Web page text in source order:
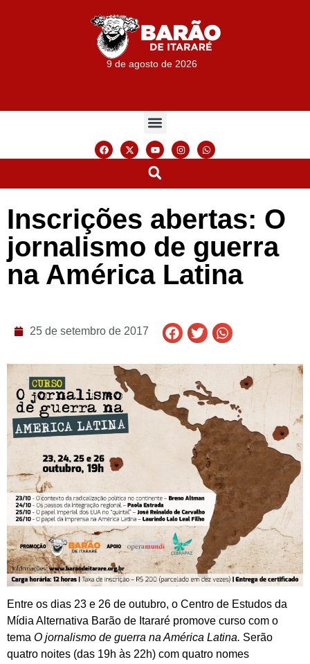
9 de agosto de 2026
Inscrições abertas: O
jornalismo de guerra
na América Latina
25 de setembro de 2017
Entre os dias 23 e 26 de outubro, o Centro de Estudos da
Mídia Alternativa Barão de Itararé promove curso com o
tema O jornalismo de guerra na América Latina. Serão
quatro noites (das 19h às 22h) com quatro nomes